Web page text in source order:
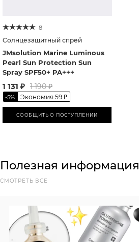
8
Солнцезащитный спрей
JMsolution Marine Luminous
Pearl Sun Protection Sun
Spray SPF50+ PA+++
1 131 ₽ 1 190₽
-5% Экономия 59 ₽
СООБЩИТЬ О ПОСТУПЛЕНИИ
Полезная информация
СМОТРЕТЬ ВСЕ